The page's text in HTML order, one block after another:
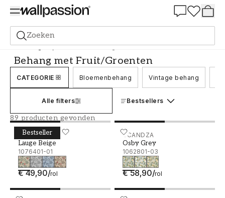
Zoeken
Behang Stijl en Patroon Behang met Fruit/Groenten
Behang met Fruit/Groenten
CATEGORIE Bloemenbehang Vintage behang
Alle filters Bestsellers
89 producten gevonden
Bestseller
SCANDZA
Lauge Beige
1076401-01
€ 49,90/rol
Lauge Beige - 1076401-01 SCANDZA
Osby Grey
1062801-03
€ 58,90/rol
Osby Grey - 1062801-03